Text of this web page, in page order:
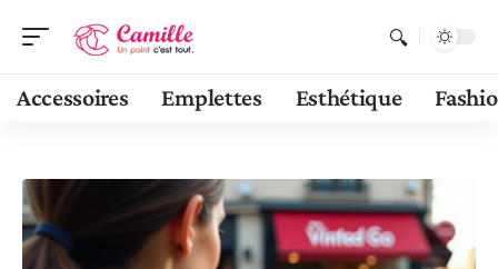
Accessoires Emplettes Esthétique